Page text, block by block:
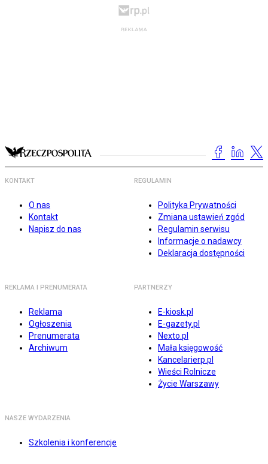
KONTAKT
O nas
Kontakt
Napisz do nas
REGULAMIN
Polityka Prywatności
Zmiana ustawień zgód
Regulamin serwisu
Informacje o nadawcy
Deklaracja dostępności
REKLAMA I PRENUMERATA
Reklama
Ogłoszenia
Prenumerata
Archiwum
PARTNERZY
E-kiosk.pl
E-gazety.pl
Nexto.pl
Mała księgowość
Kancelarierp.pl
Wieści Rolnicze
Życie Warszawy
NASZE WYDARZENIA
Szkolenia i konferencje